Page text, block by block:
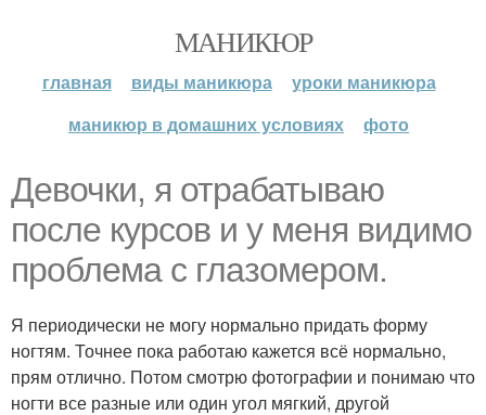
МАНИКЮР
главная виды маникюра
уроки маникюра
маникюр в домашних условиях
фото
Девочки, я отрабатываю
после курсов и у меня видимо
проблема с глазомером.
Я периодически не могу нормально придать форму
ногтям. Точнее пока работаю кажется всё нормально,
прям отлично. Потом смотрю фотографии и понимаю что
ногти все разные или один угол мягкий, другой